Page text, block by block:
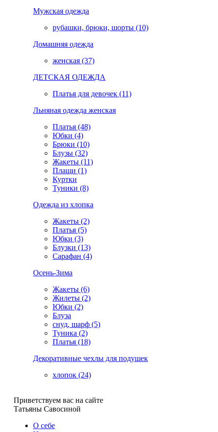
Мужская одежда
рубашки, брюки, шорты (10)
Домашняя одежда
женская (37)
ДЕТСКАЯ ОДЕЖДА
Платья для девочек (11)
Льняная одежда женская
Платья (48)
Юбки (4)
Брюки (10)
Блузы (32)
Жакеты (11)
Плащи (1)
Куртки
Туники (8)
Одежда из хлопка
Жакеты (2)
Платья (5)
Юбки (3)
Блузки (13)
Сарафан (4)
Осень-Зима
Жакеты (6)
Жилеты (2)
Юбки (2)
Блуза
снуд, шарф (5)
Туника (2)
Платья (18)
Декоративные чехлы для подушек
хлопок (24)
Приветствуем вас на сайте
Татьяны Савосиной
О себе